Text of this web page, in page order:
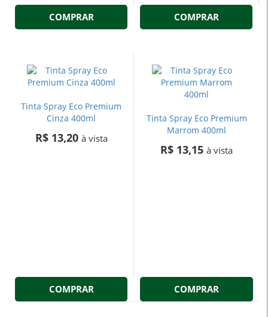
COMPRAR COMPRAR
Tinta Spray Eco Premium
Cinza 400ml
R$ 13,20 à vista
COMPRAR
Tinta Spray Eco Premium
Marrom 400ml
R$ 13,15 à vista
COMPRAR